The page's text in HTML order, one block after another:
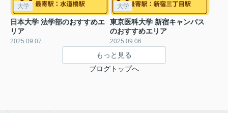
大学
日本大学 法学部のおすすめエ
リア
2025.09.07
大学
東京医科大学 新宿キャンパス
のおすすめエリア
2025.09.06
もっと見る
ブログトップへ